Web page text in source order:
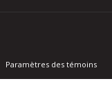
Paramètres des témoins